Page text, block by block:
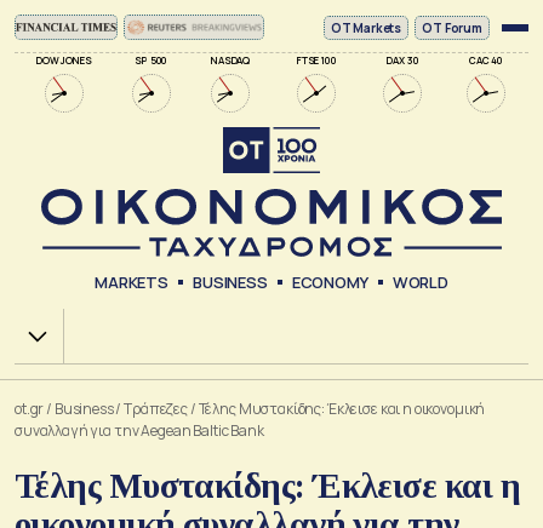
DOW JONES SP 500 NASDAQ FTSE 100 DAX 30 CAC 40
ΟΤ Markets OT Forum
MARKETS BUSINESS ECONOMY WORLD
Χ.Α.
ot.gr/ Business/Τράπεζες/Τέλης Μυστακίδης: Έκλεισε και η οικονομική
συναλλαγή για την Aegean Baltic Bank
Τέλης Μυστακίδης: Έκλεισε και η